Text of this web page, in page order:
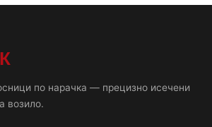
по нарачка — прецизно исечени
возило.